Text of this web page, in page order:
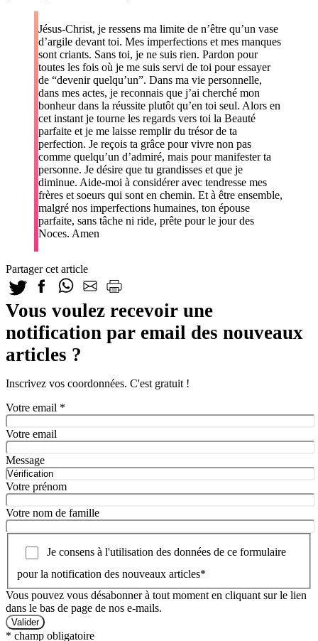
Jésus-Christ, je ressens ma limite de n’être qu’un vase
d’argile devant toi. Mes imperfections et mes manques
sont criants. Sans toi, je ne suis rien. Pardon pour
toutes les fois où je me suis servi de toi pour essayer
de “devenir quelqu’un”. Dans ma vie personnelle,
dans mes actes, je reconnais que j’ai cherché mon
bonheur dans la réussite plutôt qu’en toi seul. Alors en
cet instant je tourne les regards vers toi la Beauté
parfaite et je me laisse remplir du trésor de ta
perfection. Je reçois ta grâce pour vivre non pas
comme quelqu’un d’admiré, mais pour manifester ta
personne. Je désire que tu grandisses et que je
diminue. Aide-moi à considérer avec tendresse mes
frères et soeurs qui sont en chemin. Et à être ensemble,
malgré nos imperfections humaines, ton épouse
parfaite, sans tâche ni ride, prête pour le jour des
Noces. Amen
Partager cet article
Vous voulez recevoir une
notification par email des nouveaux
articles ?
Inscrivez vos coordonnées. C'est gratuit !
Votre email *
Votre email
Message
Votre prénom
Votre nom de famille
Je consens à l'utilisation des données de ce formulaire
pour la notification des nouveaux articles*
Vous pouvez vous désabonner à tout moment en cliquant sur le lien
dans le bas de page de nos e-mails.
* champ obligatoire